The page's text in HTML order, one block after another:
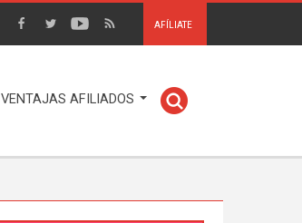
AFÍLIATE
VENTAJAS AFILIADOS